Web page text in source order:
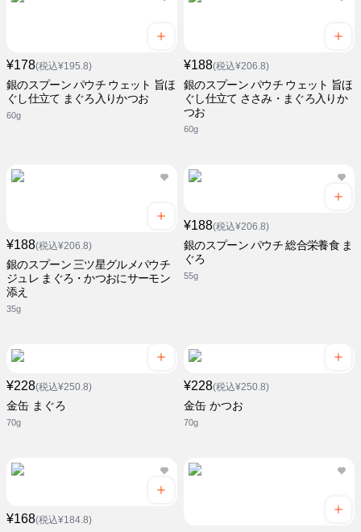
¥178(税込¥195.8)
銀のスプーン パウチ ウェット 旨ほ
ぐし仕立て まぐろ入りかつお
60g
¥188(税込¥206.8)
銀のスプーン パウチ ウェット 旨ほ
ぐし仕立て ささみ・まぐろ入りか
つお
60g
¥188(税込¥206.8)
銀のスプーン 三ツ星グルメパウチ
ジュレ まぐろ・かつおにサーモン
添え
35g
¥188(税込¥206.8)
銀のスプーン パウチ 総合栄養食 ま
ぐろ
55g
¥228(税込¥250.8)
金缶 まぐろ
70g
¥228(税込¥250.8)
金缶 かつお
70g
¥168(税込¥184.8)